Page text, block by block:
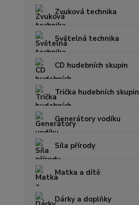
Zvuková technika
Světelná technika
CD hudebních skupin
Trička hudebních skupin
Generátory vodíku
Síla přírody
Matka a dítě
Dárky a doplňky